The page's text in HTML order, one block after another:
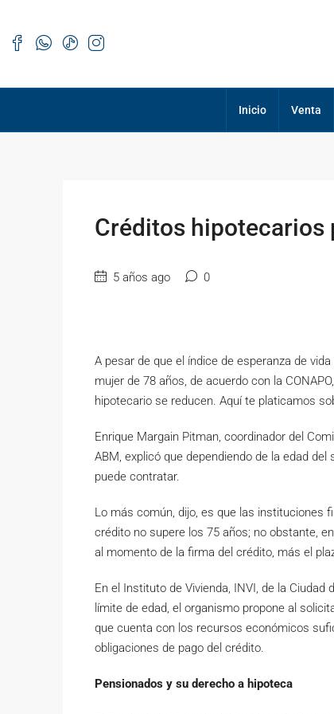
Inicio Venta
Créditos hipotecarios
5 años ago 0
A pesar de que el índice de esperanza de
mujer de 78 años, de acuerdo con la
hipotecario se reducen. Aquí te platicamos
Enrique Margain Pitman, coordinador del
ABM, explicó que dependiendo de la edad
puede contratar.
Lo más común, dijo, es que las instituciones
crédito no supere los 75 años; no obstante,
al momento de la firma del crédito, más el
En el Instituto de Vivienda, INVI, de la
límite de edad, el organismo propone al
que cuenta con los recursos económicos
obligaciones de pago del crédito.
Pensionados y su derecho a hipoteca